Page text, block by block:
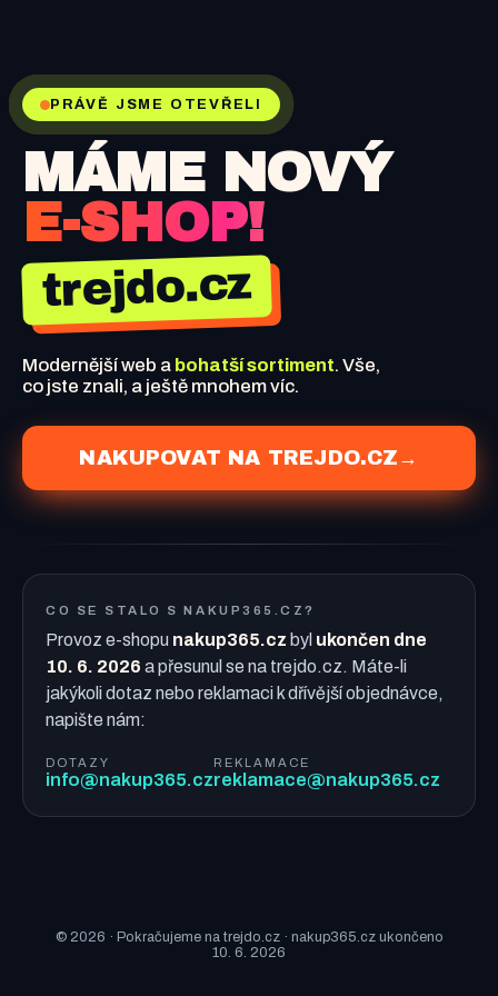
PRÁVĚ JSME OTEVŘELI
MÁME NOVÝ
E-SHOP!
trejdo.cz
Modernější web a bohatší sortiment. Vše,
co jste znali, a ještě mnohem víc.
NAKUPOVAT NA TREJDO.CZ →
CO SE STALO S NAKUP365.CZ?
Provoz e-shopu nakup365.cz byl ukončen dne
10. 6. 2026 a přesunul se na trejdo.cz. Máte-li
jakýkoli dotaz nebo reklamaci k dřívější objednávce,
napište nám:
DOTAZY
info@nakup365.cz
REKLAMACE
reklamace@nakup365.cz
© 2026 · Pokračujeme na trejdo.cz · nakup365.cz ukončeno
10. 6. 2026